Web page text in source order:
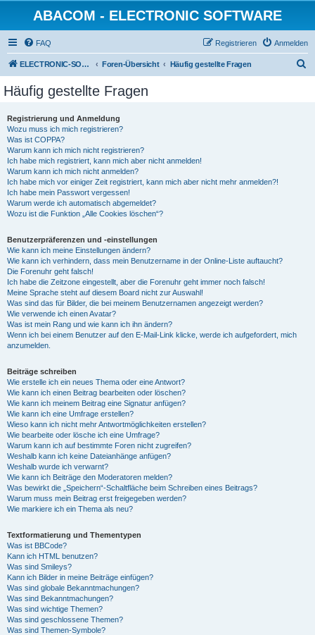
ABACOM - ELECTRONIC SOFTWARE
FAQ Anmelden
Registrieren
ELECTRONIC-SOFWARE-SHOP Foren-Übersicht Häufig gestellte Fragen
Häufig gestellte Fragen
Registrierung und Anmeldung
Wozu muss ich mich registrieren?
Was ist COPPA?
Warum kann ich mich nicht registrieren?
Ich habe mich registriert, kann mich aber nicht anmelden!
Warum kann ich mich nicht anmelden?
Ich habe mich vor einiger Zeit registriert, kann mich aber nicht mehr anmelden?!
Ich habe mein Passwort vergessen!
Warum werde ich automatisch abgemeldet?
Wozu ist die Funktion „Alle Cookies löschen“?
Benutzerpräferenzen und -einstellungen
Wie kann ich meine Einstellungen ändern?
Wie kann ich verhindern, dass mein Benutzername in der Online-Liste auftaucht?
Die Forenuhr geht falsch!
Ich habe die Zeitzone eingestellt, aber die Forenuhr geht immer noch falsch!
Meine Sprache steht auf diesem Board nicht zur Auswahl!
Was sind das für Bilder, die bei meinem Benutzernamen angezeigt werden?
Wie verwende ich einen Avatar?
Was ist mein Rang und wie kann ich ihn ändern?
Wenn ich bei einem Benutzer auf den E-Mail-Link klicke, werde ich aufgefordert, mich
anzumelden.
Beiträge schreiben
Wie erstelle ich ein neues Thema oder eine Antwort?
Wie kann ich einen Beitrag bearbeiten oder löschen?
Wie kann ich meinem Beitrag eine Signatur anfügen?
Wie kann ich eine Umfrage erstellen?
Wieso kann ich nicht mehr Antwortmöglichkeiten erstellen?
Wie bearbeite oder lösche ich eine Umfrage?
Warum kann ich auf bestimmte Foren nicht zugreifen?
Weshalb kann ich keine Dateianhänge anfügen?
Weshalb wurde ich verwarnt?
Wie kann ich Beiträge den Moderatoren melden?
Was bewirkt die „Speichern“-Schaltfläche beim Schreiben eines Beitrags?
Warum muss mein Beitrag erst freigegeben werden?
Wie markiere ich ein Thema als neu?
Textformatierung und Thementypen
Was ist BBCode?
Kann ich HTML benutzen?
Was sind Smileys?
Kann ich Bilder in meine Beiträge einfügen?
Was sind globale Bekanntmachungen?
Was sind Bekanntmachungen?
Was sind wichtige Themen?
Was sind geschlossene Themen?
Was sind Themen-Symbole?